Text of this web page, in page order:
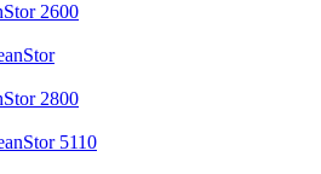
2600
2800